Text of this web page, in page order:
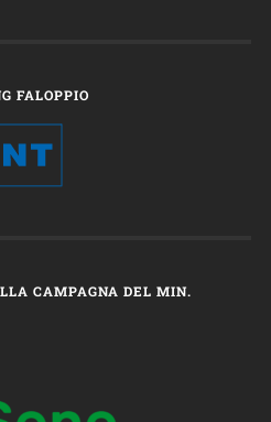
FALOPPIO
CAMPAGNA DEL MIN.